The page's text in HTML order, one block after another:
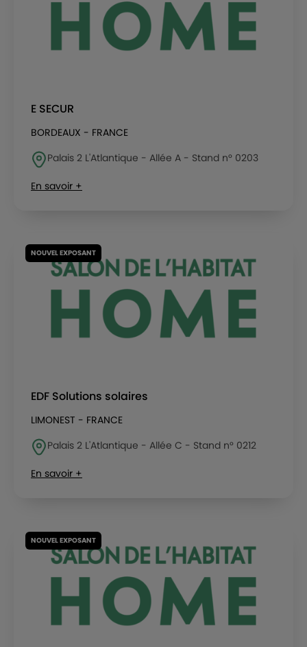
E SECUR
BORDEAUX - FRANCE
Palais 2 L'Atlantique - Allée A - Stand n° 0203
En savoir +
NOUVEL EXPOSANT
EDF Solutions solaires
LIMONEST - FRANCE
Palais 2 L'Atlantique - Allée C - Stand n° 0212
En savoir +
NOUVEL EXPOSANT